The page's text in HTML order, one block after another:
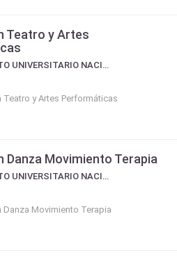
Teatro y Artes
IUNA INSTITUTO UNIVERSITARIO NACIONAL DEL ARTE
Teatro y Artes Performáticas
Danza Movimiento Terapia
IUNA INSTITUTO UNIVERSITARIO NACIONAL DEL ARTE
Danza Movimiento Terapia